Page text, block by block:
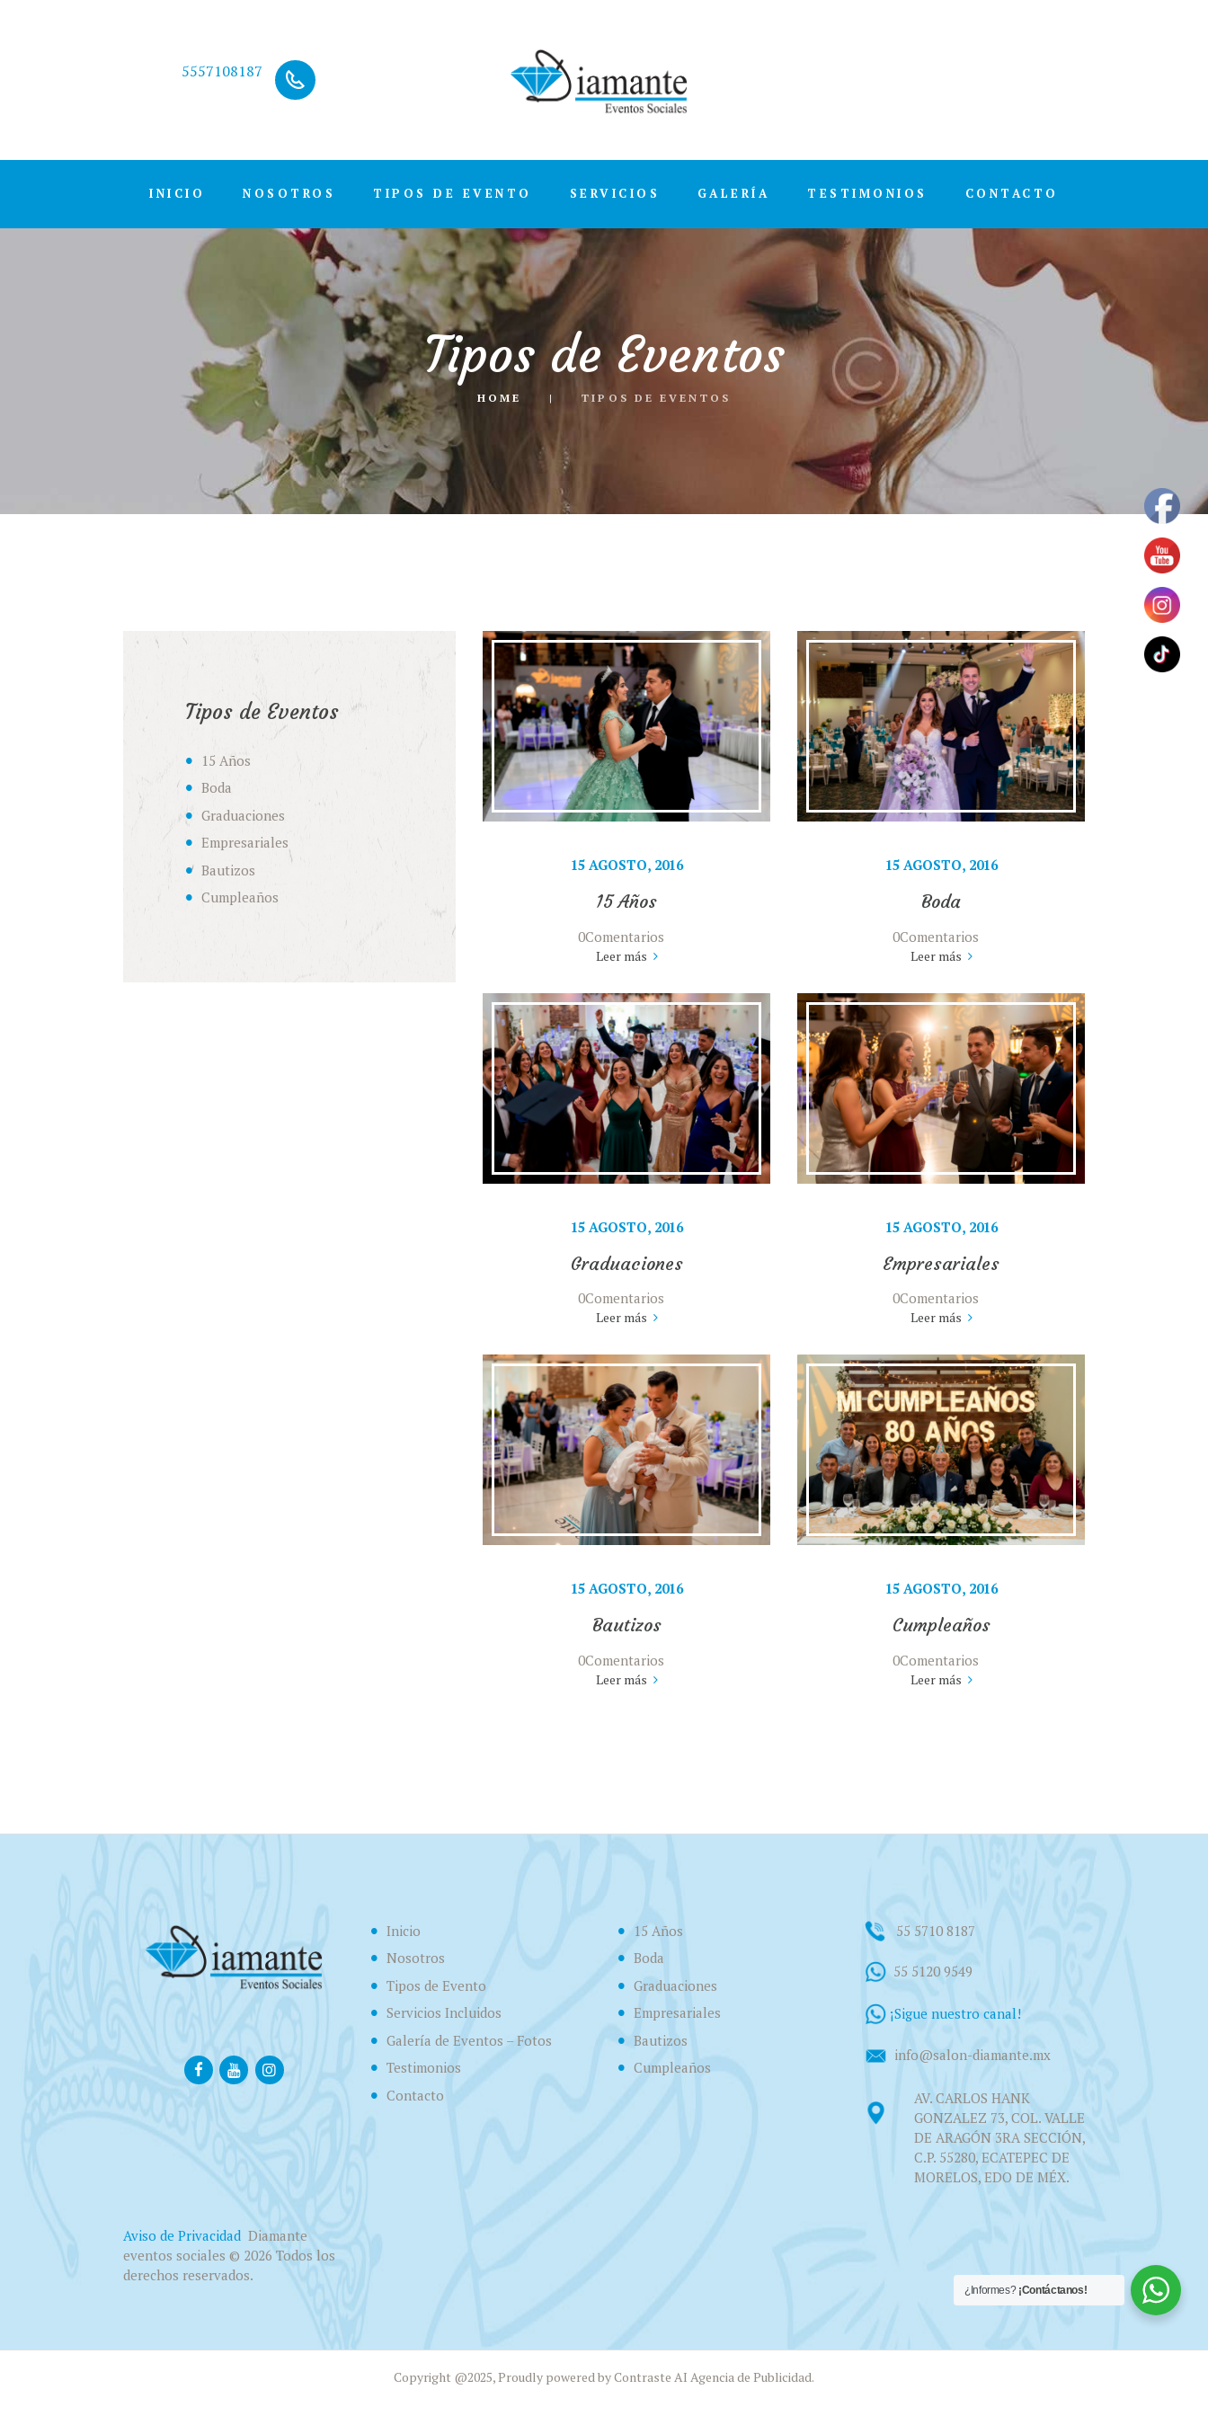
5557108187
INICIO NOSOTROS TIPOS DE EVENTO SERVICIOS GALERÍA TESTIMONIOS CONTACTO
Tipos de Eventos
HOME TIPOS DE EVENTOS
15 AGOSTO, 2016
15 Años
0Comentarios
Leer más
15 AGOSTO, 2016
Boda
0Comentarios
Leer más
15 AGOSTO, 2016
Graduaciones
0Comentarios
Leer más
15 AGOSTO, 2016
Empresariales
0Comentarios
Leer más
15 AGOSTO, 2016
Bautizos
0Comentarios
Leer más
15 AGOSTO, 2016
Cumpleaños
0Comentarios
Leer más
Tipos de Eventos
15 Años
Boda
Graduaciones
Empresariales
Bautizos
Cumpleaños
Inicio
Nosotros
Tipos de Evento
Servicios Incluidos
Galería de Eventos – Fotos
Testimonios
Contacto
15 Años
Boda
Graduaciones
Empresariales
Bautizos
Cumpleaños
55 5710 8187
55 5120 9549
¡Sigue nuestro canal!
info@salon-diamante.mx
AV. CARLOS HANK
GONZALEZ 73, COL. VALLE
DE ARAGÓN 3RA SECCIÓN,
C.P. 55280, ECATEPEC DE
MORELOS, EDO DE MÉX.
Aviso de Privacidad Diamante
eventos sociales © 2026 Todos los
derechos reservados.
Copyright @2025, Proudly powered by Contraste AI Agencia de Publicidad.
¿Informes? ¡Contáctanos!